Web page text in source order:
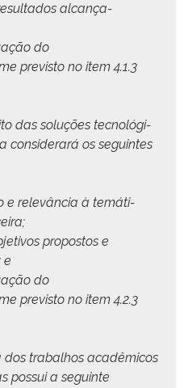
alcança­
do
pre­vis­to no item 4.1.3
das soluções tec­nológ­i­
con­sid­er­ará os seguintes
e relevân­cia à temáti­
pro­pos­tos e
e
do
pre­vis­to no item 4.2.3
dos tra­bal­hos acadêmi­cos
pos­sui a seguinte